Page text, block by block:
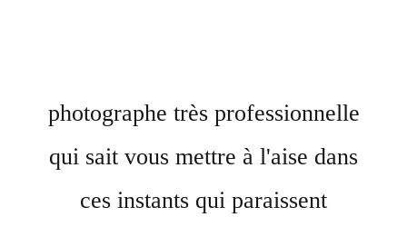
photographe très professionnelle
qui sait vous mettre à l'aise dans
ces instants qui paraissent